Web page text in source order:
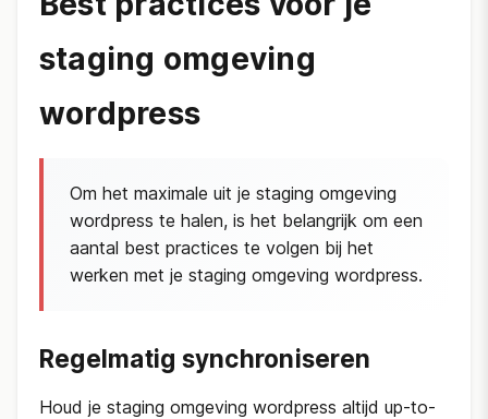
staging omgeving
wordpress
Om het maximale uit je staging omgeving
wordpress te halen, is het belangrijk om een
aantal best practices te volgen bij het
werken met je staging omgeving wordpress.
Regelmatig synchroniseren
Houd je staging omgeving wordpress altijd up-to-